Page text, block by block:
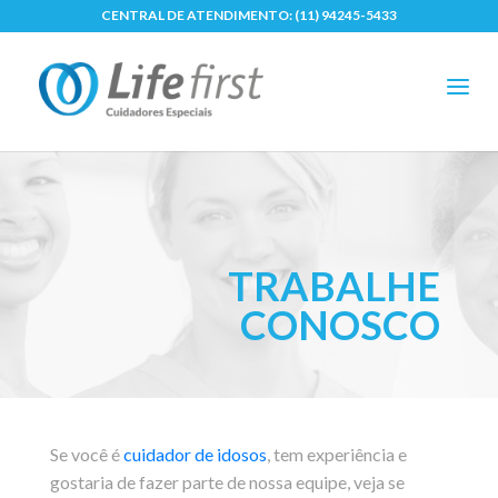
CENTRAL DE ATENDIMENTO: (11) 94245-5433
TRABALHE
CONOSCO
Se você écuidador de idosos, tem experiência e
gostaria de fazer parte de nossa equipe, veja se